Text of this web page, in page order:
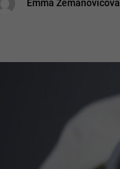
Emma Zemanovičová